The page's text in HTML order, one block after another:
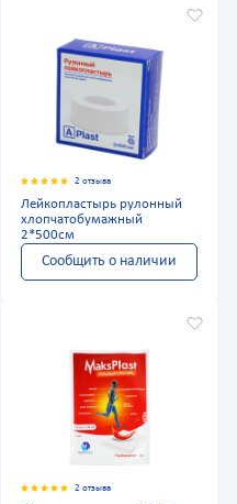
2 отзыва
Лейкопластырь рулонный
хлопчатобумажный
2*500см
Сообщить о наличии
2 отзыва